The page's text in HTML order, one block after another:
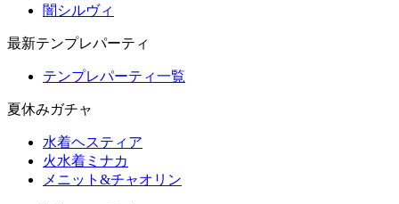
闇シルヴィ
最新テンプレパーティ
テンプレパーティ一覧
夏休みガチャ
水着ヘスティア
火水着ミナカ
メニット&チャオリン